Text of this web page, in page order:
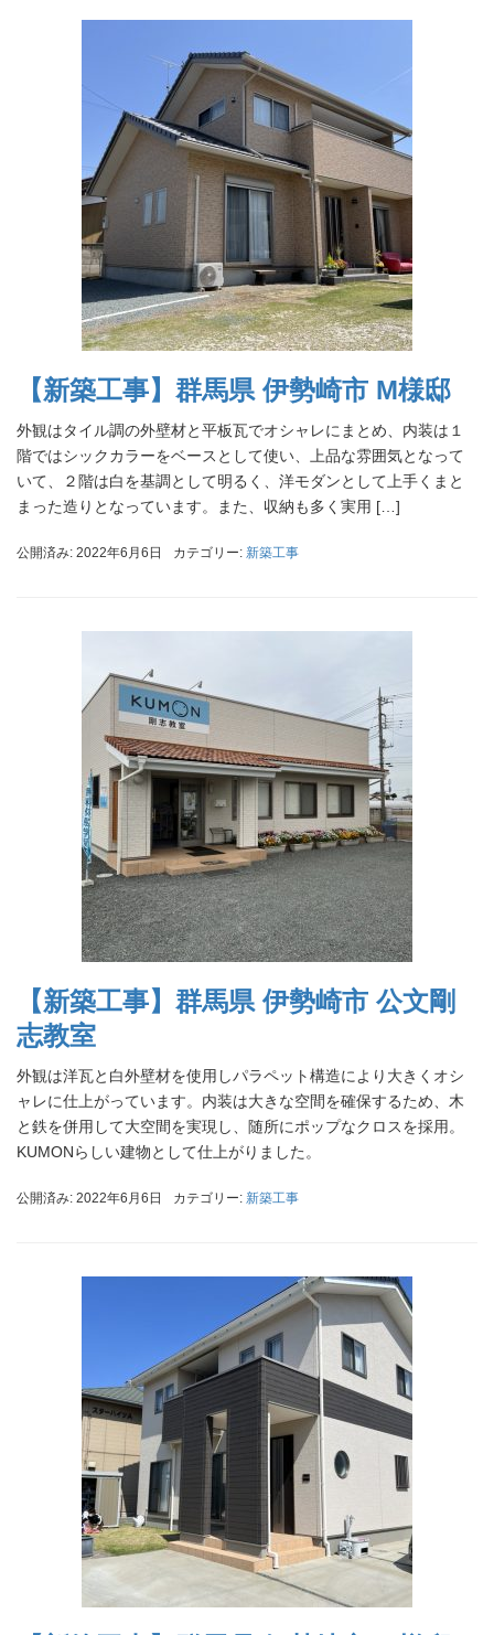
【新築工事】群馬県 伊勢崎市 M様邸
外観はタイル調の外壁材と平板瓦でオシャレにまとめ、内装は１
階ではシックカラーをベースとして使い、上品な雰囲気となって
いて、２階は白を基調として明るく、洋モダンとして上手くまと
まった造りとなっています。また、収納も多く実用 […]
公開済み: 2022年6月6日 カテゴリー: 新築工事
【新築工事】群馬県 伊勢崎市 公文剛
志教室
外観は洋瓦と白外壁材を使用しパラペット構造により大きくオシ
ャレに仕上がっています。内装は大きな空間を確保するため、木
と鉄を併用して大空間を実現し、随所にポップなクロスを採用。
KUMONらしい建物として仕上がりました。
公開済み: 2022年6月6日 カテゴリー: 新築工事